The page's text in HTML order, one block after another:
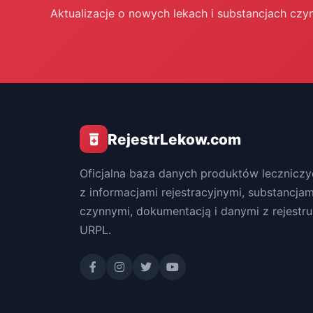
Aktualizacje o nowych lekach i substancjach
RejestrLekow.com
Oficjalna baza danych produktów
z informacjami rejestracyjnymi,
czynnymi, dokumentacją i danymi z rejestru
URPL.